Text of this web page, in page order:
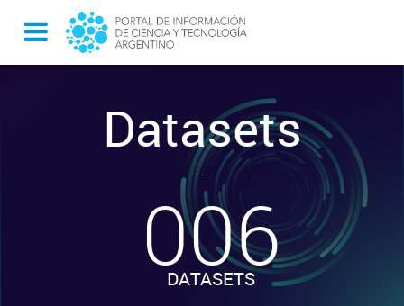
Datasets
-
006
DATASETS